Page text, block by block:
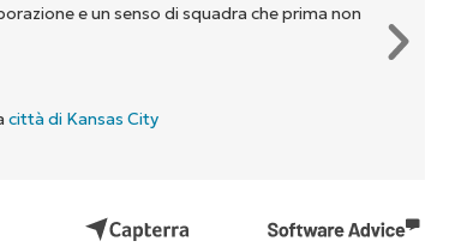
e un senso di squadra che prima non
città di Kansas City